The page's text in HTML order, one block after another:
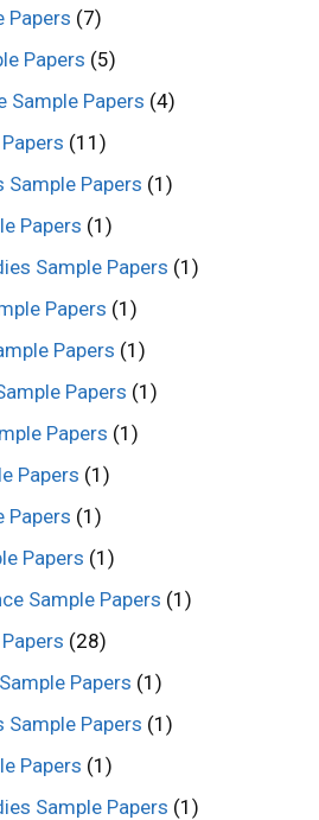
Papers (7)
Papers (5)
Sample Papers (4)
(11)
Sample Papers (1)
Papers (1)
Sample Papers (1)
Papers (1)
Papers (1)
Papers (1)
Papers (1)
Papers (1)
Papers (1)
Papers (1)
Sample Papers (1)
(28)
Papers (1)
Sample Papers (1)
Papers (1)
Sample Papers (1)